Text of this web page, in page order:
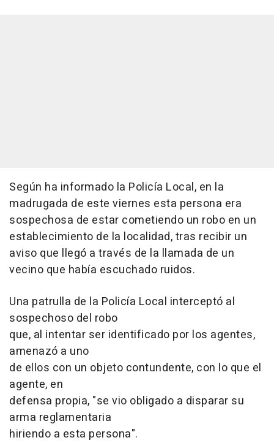
Según ha informado la Policía Local, en la
madrugada de este viernes esta persona era
sospechosa de estar cometiendo un robo en un
establecimiento de la localidad, tras recibir un
aviso que llegó a través de la llamada de un
vecino que había escuchado ruidos.
Una patrulla de la Policía Local interceptó al
sospechoso del robo
que, al intentar ser identificado por los agentes,
amenazó a uno
de ellos con un objeto contundente, con lo que el
agente, en
defensa propia, "se vio obligado a disparar su
arma reglamentaria
hiriendo a esta persona".